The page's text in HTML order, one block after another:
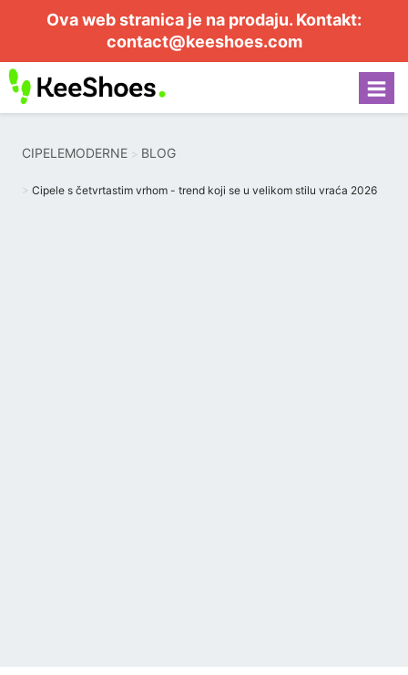
Ova web stranica je na prodaju. Kontakt:
contact@keeshoes.com
CIPELEMODERNE BLOG
Cipele s četvrtastim vrhom - trend koji se u velikom stilu vraća 2026